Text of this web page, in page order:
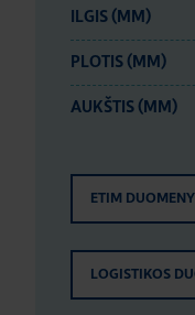
ILGIS (MM)
PLOTIS (MM)
AUKŠTIS (MM)
ETIM
LOGISTIKOS